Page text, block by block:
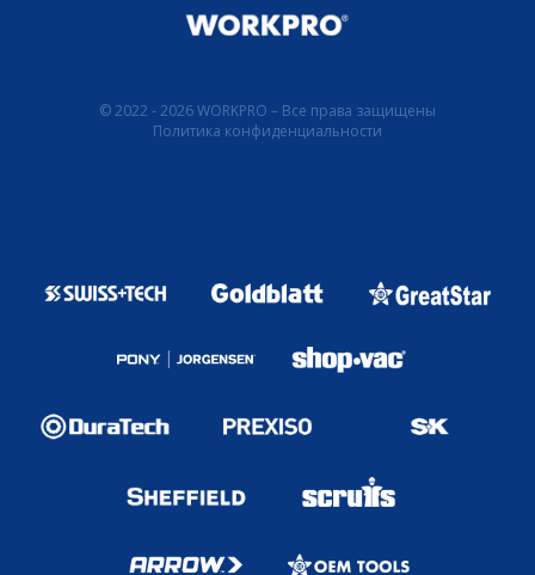
© 2022 - 2026 WORKPRO – Все права защищены
Политика конфиденциальности